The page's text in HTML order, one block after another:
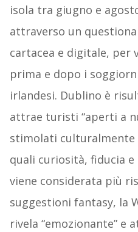
isola tra giugno e
attraverso un
cartacea e digitale, per
prima e dopo i
irlandesi. Dublino è
attrae turisti “aperti a
stimolati culturalmente
quali curiosità, fiducia e
viene considerata più
suggestioni fantasy, la
rivela “emozionante”